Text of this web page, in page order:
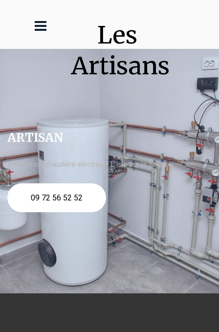
Les
Artisans
ARTISAN
Installation chaudière électrique L'Isle sur la Sorgue
09 72 56 52 52